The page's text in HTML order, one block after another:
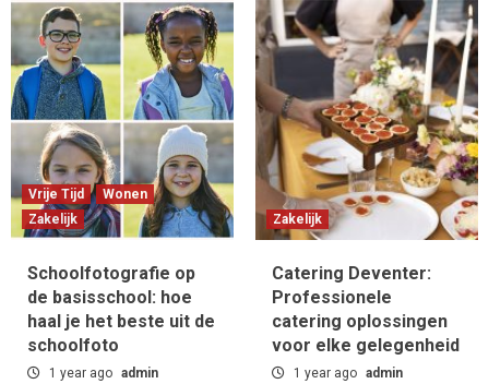
Vrije Tijd
Wonen
Zakelijk
Schoolfotografie op
de basisschool: hoe
haal je het beste uit de
schoolfoto
1 year ago admin
Zakelijk
Catering Deventer:
Professionele
catering oplossingen
voor elke gelegenheid
1 year ago admin